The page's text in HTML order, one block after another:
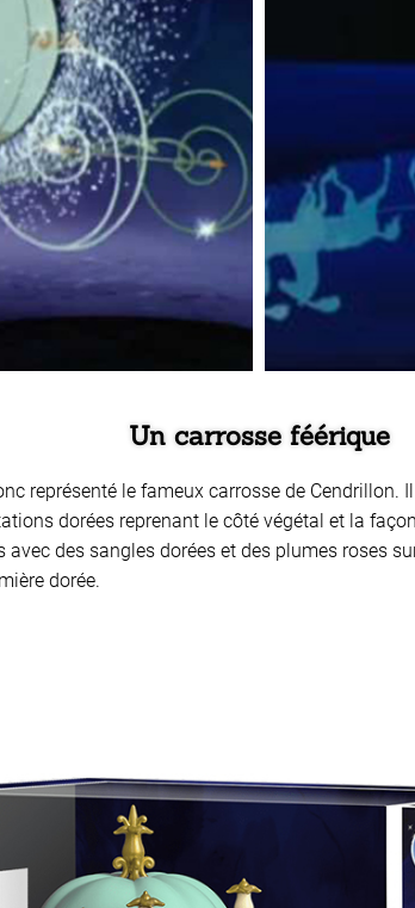
Un carrosse féérique
représenté le fameux carrosse de
dorées reprenant le côté végétal et la
des sangles dorées et des plumes roses
dorée.